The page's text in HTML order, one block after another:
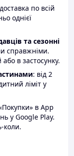
по всій
однієї
та сезонні
справжніми.
в застосунку.
: від 2
ліміт у
в App
у Google Play.
коли.